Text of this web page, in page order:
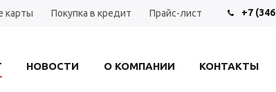
карты Покупка в кредит Прайс-лист +7
НОВОСТИ О КОМПАНИИ КОНТАКТЫ